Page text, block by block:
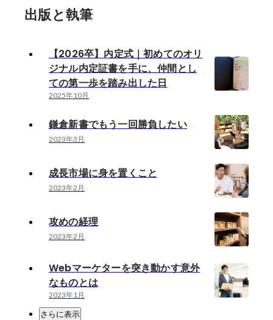
出版と執筆
【2026卒】内定式｜初めてのオリ
ジナル内定証書を手に、仲間とし
ての第一歩を踏み出した日
2025年10月
鎌倉新書でもう一回勝負したい
2023年3月
成長市場に身を置くこと
2023年2月
攻めの経理
2023年2月
Webマーケターを突き動かす意外
なものとは
2023年1月
さらに表示